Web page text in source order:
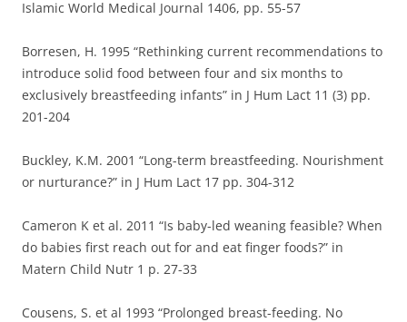
Islamic World Medical Journal 1406, pp. 55-57
Borresen, H. 1995 “Rethinking current recommendations to
introduce solid food between four and six months to
exclusively breastfeeding infants” in J Hum Lact 11 (3) pp.
201-204
Buckley, K.M. 2001 “Long-term breastfeeding. Nourishment
or nurturance?” in J Hum Lact 17 pp. 304-312
Cameron K et al. 2011 “Is baby-led weaning feasible? When
do babies first reach out for and eat finger foods?” in
Matern Child Nutr 1 p. 27-33
Cousens, S. et al 1993 “Prolonged breast-feeding. No